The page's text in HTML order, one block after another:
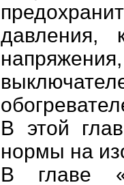
давления,
В этой
нормы на
В главе